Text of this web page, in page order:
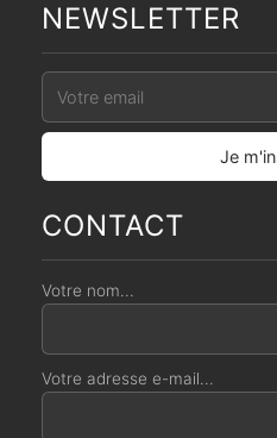
NEWSLETTER
CONTACT
Votre nom...
Votre adresse e-mail...